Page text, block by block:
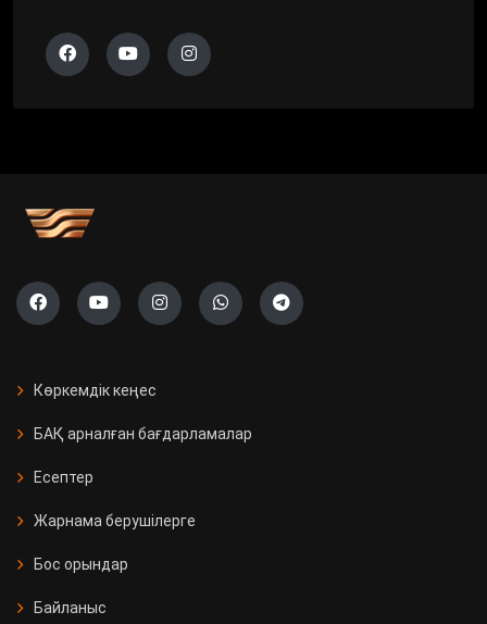
Көркемдік кеңес
БАҚ арналған бағдарламалар
Есептер
Жарнама берушілерге
Бос орындар
Байланыс